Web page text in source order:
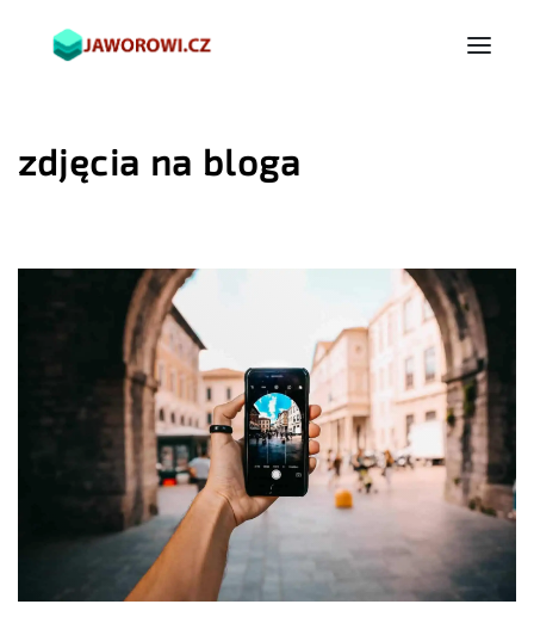
zdjęcia na bloga